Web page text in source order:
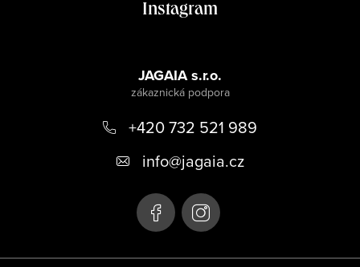
Instagram
JAGAIA s.r.o.
+420 732 521 989
info@jagaia.cz